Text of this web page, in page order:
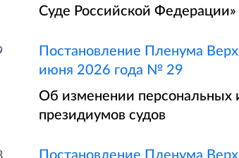
Суде Российской
Постановление Пленума
июня 2026 года № 29
Об изменении персональных
президиумов судов
Постановление Пленума